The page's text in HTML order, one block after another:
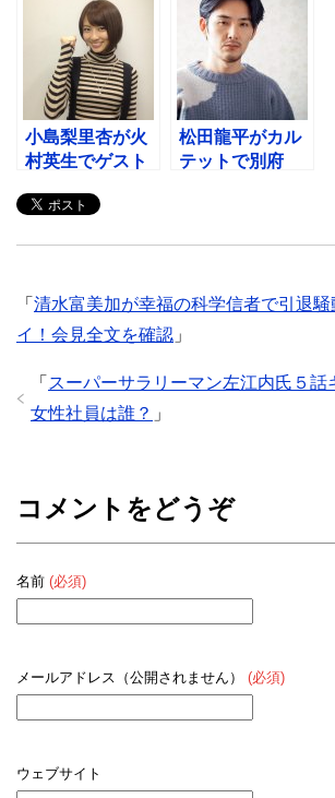
蒲田！ドラマ歴
やか！押尾学と
ドラマ歴？
小島梨里杏が火
村英生でゲスト
役！ドラマ歴
松田龍平がカル
テットで別府
「 清水富美加が幸福の科学信者で引退
イ！会見全文を確認 」
「 スーパーサラリーマン左江内氏５話
女性社員は誰？ 」
コメントをどうぞ
名前 (必須)
メールアドレス（公開されません） (必須)
ウェブサイト